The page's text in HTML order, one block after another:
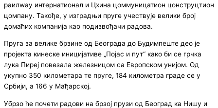
раилwаy интернатионал и Цхина цоммуницатион цонструцтион
цомпанy. Такође, у изградњи пруге учествује велики број
домаћих компанија као подизвођачи радова.
Пруга за велике брзине од Београда до Будимпеште део је
пројекта кинеске иницијативе „Појас и пут“ како би се грчка
лука Пиреј повезала железницом са Европском унијом. Од
укупно 350 километара те пруге, 184 километра граде се у
Србији, а 166 у Мађарској.
Убрзо ће почети радови на брзој прузи од Београд ка Нишу и